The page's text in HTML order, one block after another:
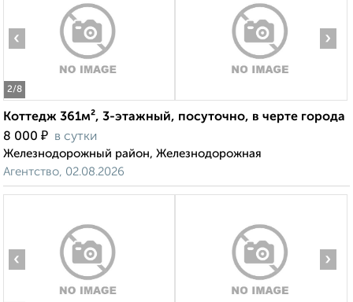
2/8
‹ ›
Коттедж 361м², 3-этажный, посуточно, в черте города
8 000 ₽ в сутки
Железнодорожный район, Железнодорожная
Агентство, 02.08.2026
‹ ›